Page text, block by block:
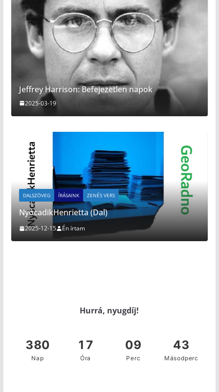
Jeffrey Harrison: Befejezetlen napok
2025-03-19
DALSZÖVEG ÍRÁSAINK ZENÉS VERS
NyócadikHenrietta (Dal)
2025-12-15 Én írtam
Hurrá, nyugdíj!